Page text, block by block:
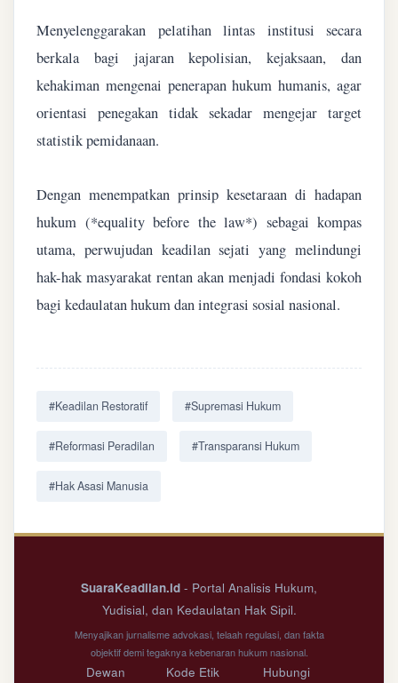
Menyelenggarakan pelatihan lintas institusi secara
berkala bagi jajaran kepolisian, kejaksaan, dan
kehakiman mengenai penerapan hukum humanis, agar
orientasi penegakan tidak sekadar mengejar target
statistik pemidanaan.
Dengan menempatkan prinsip kesetaraan di hadapan
hukum (*equality before the law*) sebagai kompas
utama, perwujudan keadilan sejati yang melindungi
hak-hak masyarakat rentan akan menjadi fondasi kokoh
bagi kedaulatan hukum dan integrasi sosial nasional.
#Keadilan Restoratif #Supremasi Hukum
#Reformasi Peradilan #Transparansi Hukum
#Hak Asasi Manusia
SuaraKeadilan.id - Portal Analisis Hukum,
Yudisial, dan Kedaulatan Hak Sipil.
Menyajikan jurnalisme advokasi, telaah regulasi, dan fakta
objektif demi tegaknya kebenaran hukum nasional.
Dewan Kode Etik Hubungi